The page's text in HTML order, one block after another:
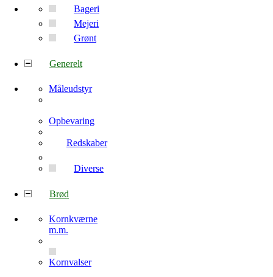
Bageri
Mejeri
Grønt
Generelt
Måleudstyr
Opbevaring
Redskaber
Diverse
Brød
Kornkværne
m.m.
Kornvalser